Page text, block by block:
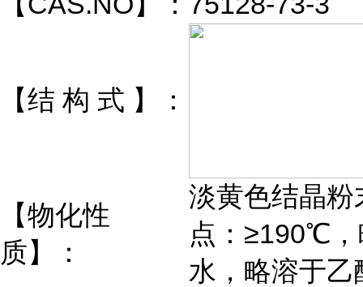
【结 构 式 】：
【物化性
质】：
淡黄色结晶粉
点：≥190℃
水，略溶于乙